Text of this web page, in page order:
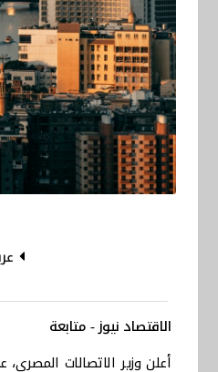
الاقتصاد نيوز - متابعة